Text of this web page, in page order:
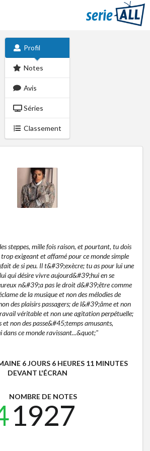
Profil
Notes
Avis
Séries
Classement
steppes, mille fois raison, et pourtant, tu dois
exigeant et affamé pour ce monde simple
de si peu. Il t&#39;exècre; tu as pour lui une
qui désire vivre aujourd&#39;hui en se
n&#39;a pas le droit d&#39;être comme
de la musique et non des mélodies de
des plaisirs passagers; de l&#39;âme et non
véritable et non une agitation perpétuelle;
et non des passe&#45;temps amusants,
dans ce monde ravissant...&quot;"
6 JOURS 6 HEURES 11 MINUTES
DEVANT L'ÉCRAN
NOMBRE DE NOTES
1927